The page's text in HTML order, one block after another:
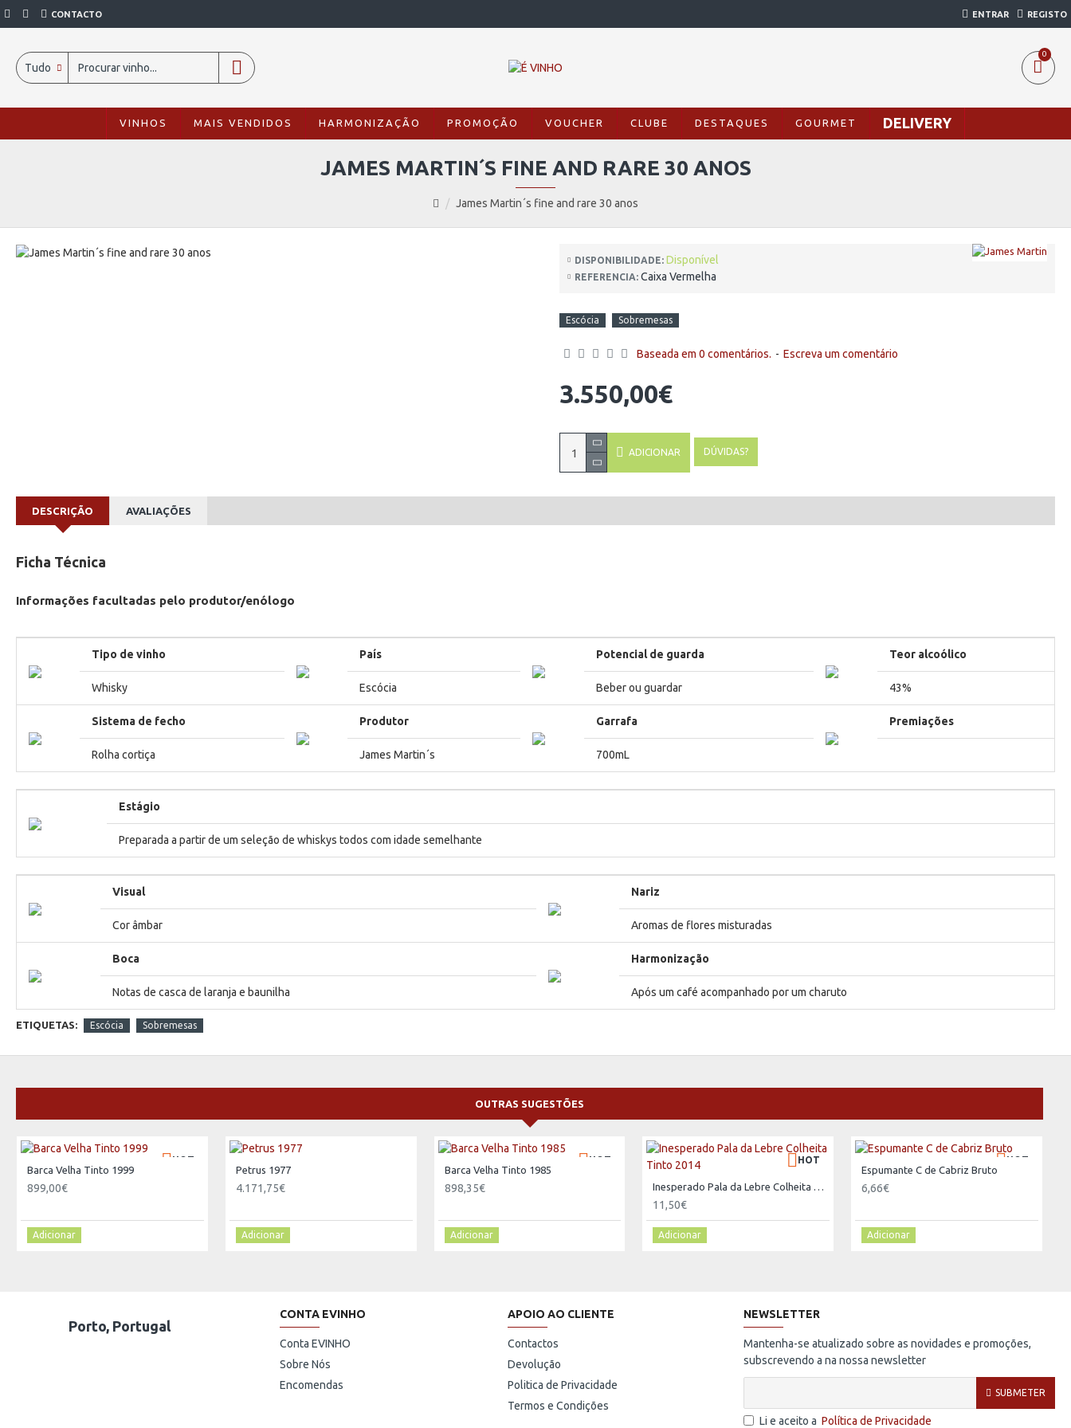
CONTACTO ENTRAR REGISTO
Tudo
0
VINHOS MAIS VENDIDOS HARMONIZAÇÃO PROMOÇÃO VOUCHER CLUBE DESTAQUES GOURMET DELIVERY
James Martin´s fine and rare 30 anos
JAMES MARTIN´S FINE AND RARE 30 ANOS
DISPONIBILIDADE: Disponível
REFERENCIA: Caixa Vermelha
Escócia Sobremesas
Baseada em 0 comentários. - Escreva um comentário
3.550,00€
ADICIONAR DÚVIDAS?
DESCRIÇÃO AVALIAÇÕES
Ficha Técnica
Informações facultadas pelo produtor/enólogo
Tipo de vinho País Potencial de guarda Teor alcoólico
Whisky Escócia Beber ou guardar 43%
Sistema de fecho Produtor Garrafa Premiações
Rolha cortiça James Martin´s 700mL
Estágio
Preparada a partir de um seleção de whiskys todos com idade semelhante
Visual Nariz
Cor âmbar Aromas de flores misturadas
Boca Harmonização
Notas de casca de laranja e baunilha Após um café acompanhado por um charuto
ETIQUETAS: Escócia Sobremesas
OUTRAS SUGESTÕES
HOT
Barca Velha Tinto 1999
899,00€
Adicionar
Petrus 1977
4.171,75€
Adicionar
HOT
Barca Velha Tinto 1985
898,35€
Adicionar
HOT
Inesperado Pala da Lebre Colheita Tinto 2014
11,50€
Adicionar
HOT
Espumante C de Cabriz Bruto
6,66€
Adicionar
Porto, Portugal
CONTA EVINHO
Conta EVINHO
Sobre Nós
Encomendas
APOIO AO CLIENTE
Contactos
Devolução
Politica de Privacidade
Termos e Condições
NEWSLETTER
Mantenha-se atualizado sobre as novidades e promoções,
subscrevendo a na nossa newsletter
SUBMETER
Li e aceito a Política de Privacidade